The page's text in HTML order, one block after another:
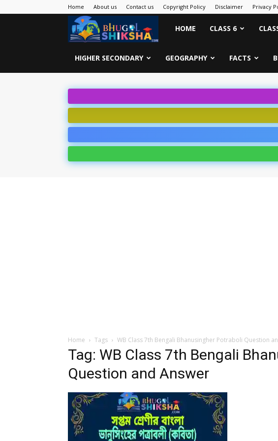
Home About us Contact us Copyright Policy Disclaimer Privacy
Bhugol
Shiksha
HOME CLASS 6
HIGHER SECONDARY GEOGRAPHY FACTS
Home Tags WB Class 7th Bengali Bhanusingher Potraboli Question
Tag: WB Class 7th Bengali
Question and Answer